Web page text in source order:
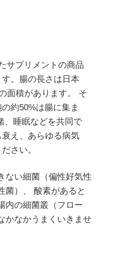
サプリメントの商品
。腸の長さは日本
面積があります。 そ
約50%は腸に集ま
、睡眠などを共同で
え、あらゆる病気
さい。
ない細菌（偏性好気性
菌）、 酸素があると
内の細菌叢（フロー
かなかうまくいきませ